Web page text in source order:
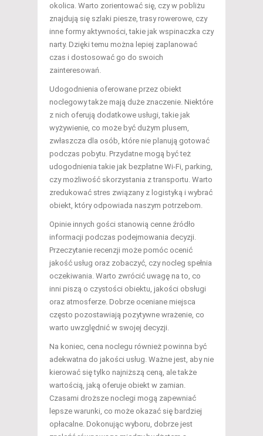
okolica. Warto zorientować się, czy w pobliżu
znajdują się szlaki piesze, trasy rowerowe, czy
inne formy aktywności, takie jak wspinaczka czy
narty. Dzięki temu można lepiej zaplanować
czas i dostosować go do swoich
zainteresowań.
Udogodnienia oferowane przez obiekt
noclegowy także mają duże znaczenie. Niektóre
z nich oferują dodatkowe usługi, takie jak
wyżywienie, co może być dużym plusem,
zwłaszcza dla osób, które nie planują gotować
podczas pobytu. Przydatne mogą być też
udogodnienia takie jak bezpłatne Wi-Fi, parking,
czy możliwość skorzystania z transportu. Warto
zredukować stres związany z logistyką i wybrać
obiekt, który odpowiada naszym potrzebom.
Opinie innych gości stanowią cenne źródło
informacji podczas podejmowania decyzji.
Przeczytanie recenzji może pomóc ocenić
jakość usług oraz zobaczyć, czy nocleg spełnia
oczekiwania. Warto zwrócić uwagę na to, co
inni piszą o czystości obiektu, jakości obsługi
oraz atmosferze. Dobrze oceniane miejsca
często pozostawiają pozytywne wrażenie, co
warto uwzględnić w swojej decyzji.
Na koniec, cena noclegu również powinna być
adekwatna do jakości usług. Ważne jest, aby nie
kierować się tylko najniższą ceną, ale także
wartością, jaką oferuje obiekt w zamian.
Czasami droższe noclegi mogą zapewniać
lepsze warunki, co może okazać się bardziej
opłacalne. Dokonując wyboru, dobrze jest